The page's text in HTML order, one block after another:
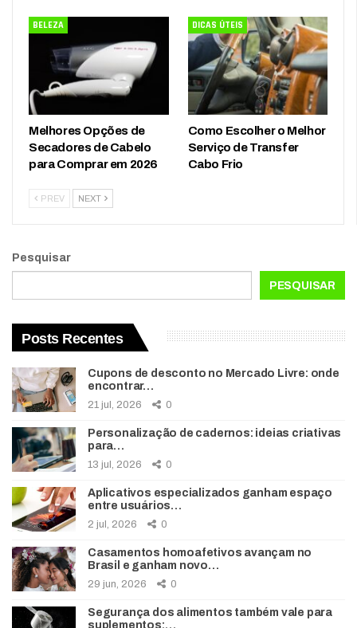
BELEZA
Melhores Opções de
Secadores de Cabelo
para Comprar em 2026
DICAS ÚTEIS
Como Escolher o Melhor
Serviço de Transfer
Cabo Frio
PREV NEXT
Pesquisar
PESQUISAR
Posts Recentes
Cupons de desconto no Mercado Livre: onde
encontrar…
21 jul, 2026 0
Personalização de cadernos: ideias criativas
para…
13 jul, 2026 0
Aplicativos especializados ganham espaço
entre usuários…
2 jul, 2026 0
Casamentos homoafetivos avançam no
Brasil e ganham novo…
29 jun, 2026 0
Segurança dos alimentos também vale para
suplementos:…